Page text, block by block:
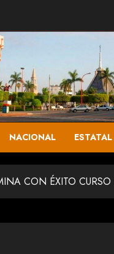
NACIONAL ESTATAL
CON ÉXITO